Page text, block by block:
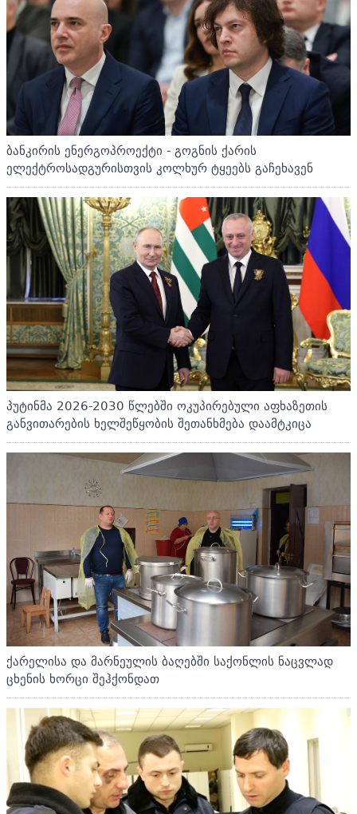
ბანკირის ენერგოპროექტი - გოგნის ქარის
ელექტროსადგურისთვის კოლხურ ტყეებს გაჩეხავენ
პუტინმა 2026-2030 წლებში ოკუპირებული აფხაზეთის
განვითარების ხელშეწყობის შეთანხმება დაამტკიცა
ქარელისა და მარნეულის ბაღებში საქონლის ნაცვლად
ცხენის ხორცი შეჰქონდათ